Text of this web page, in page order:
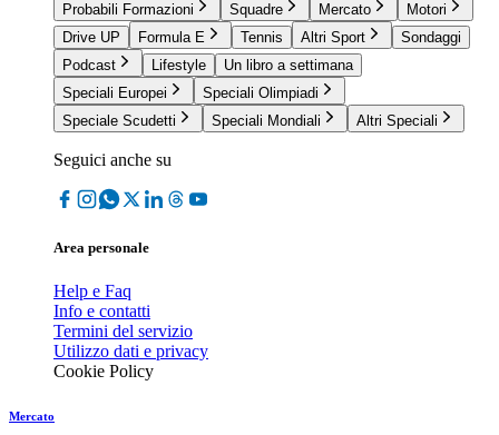
Probabili Formazioni
Squadre Mercato
Motori
Drive UP
Formula E Tennis Altri Sport
Sondaggi
Podcast
Lifestyle
Un libro a settimana
Speciali Europei
Speciali Olimpiadi
Speciale Scudetti
Speciali Mondiali Altri Speciali
Seguici anche su
Area personale
Help e Faq
Info e contatti
Termini del servizio
Utilizzo dati e privacy
Cookie Policy
Mercato